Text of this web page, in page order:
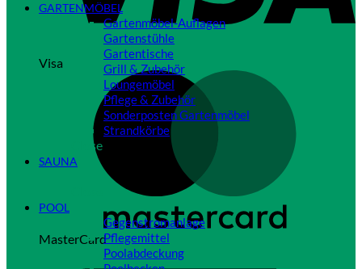
Visa
MasterCard
GARTENMÖBEL
Gartenmöbel-Auflagen
Gartenstühle
Gartentische
Grill & Zubehör
Loungemöbel
Pflege & Zubehör
Sonderposten Gartenmöbel
Strandkörbe
Close
SAUNA
POOL
Gegenstromanlage
Pflegemittel
Poolabdeckung